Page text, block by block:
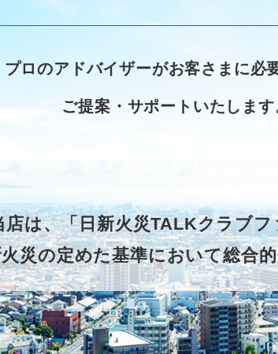
プロのアドバイザーがお客さまに必
ご提案・サポートいたします
店は、「日新火災TALKクラブ
災の定めた基準において総合